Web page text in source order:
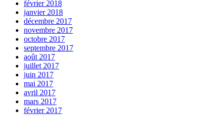
février 2018
janvier 2018
décembre 2017
novembre 2017
octobre 2017
septembre 2017
août 2017
juillet 2017
juin 2017
mai 2017
avril 2017
mars 2017
février 2017